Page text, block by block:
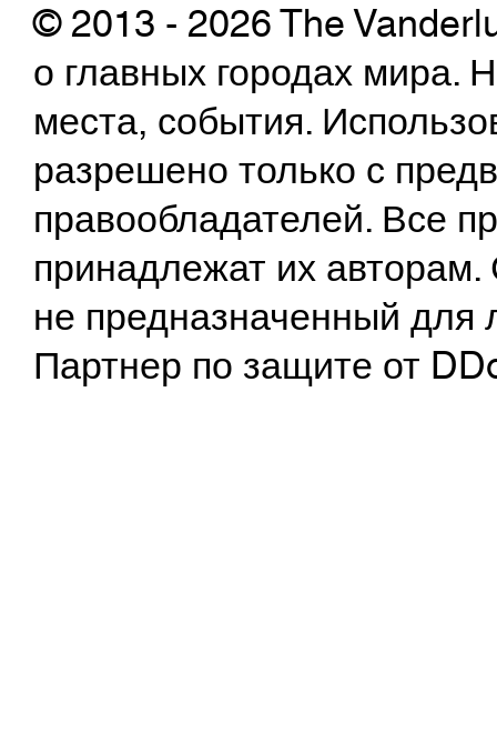
© 2013 - 2026 The
о главных городах
места, события.
разрешено только с
правообладателей. Все
принадлежат их
не предназначенный
Партнер по защите от